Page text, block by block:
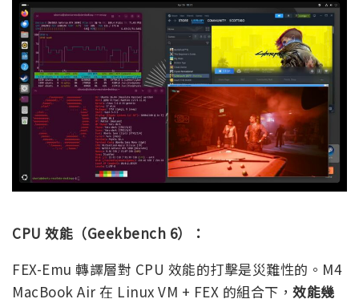
CPU 效能（Geekbench 6）：
FEX-Emu 轉譯層對 CPU 效能的打擊是災難性的。M4
MacBook Air 在 Linux VM + FEX 的組合下， 效能幾